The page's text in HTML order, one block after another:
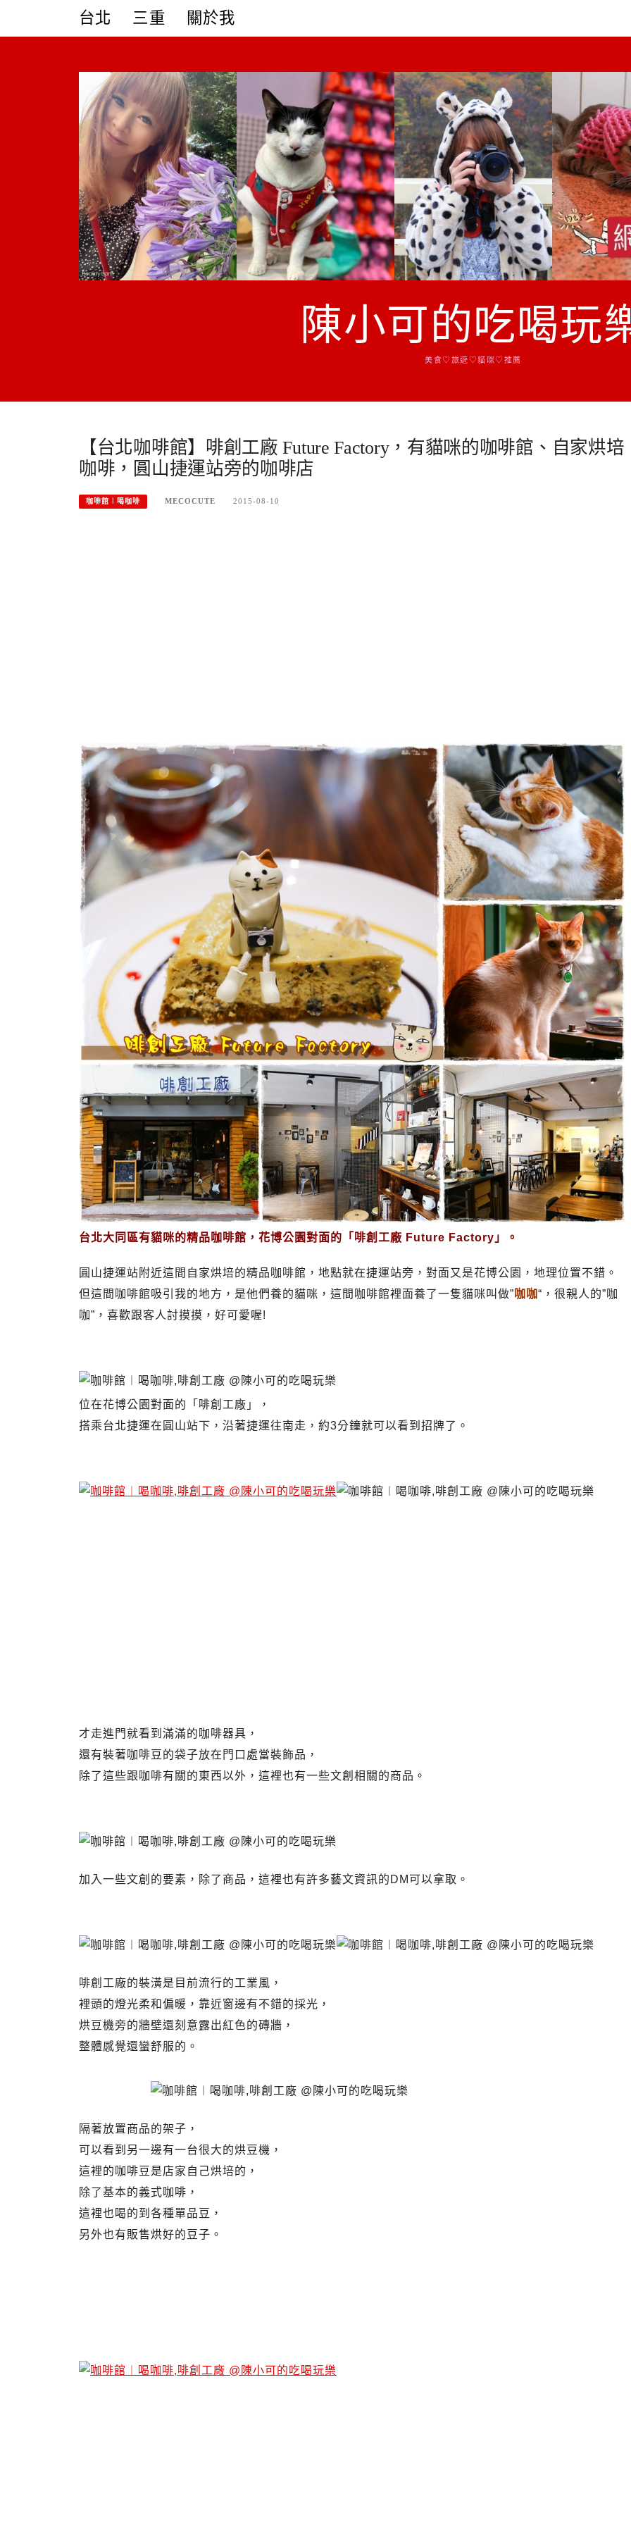
台北 三重 關於我
陳小可的吃喝玩
美食♡旅遊♡貓咪♡推薦
【台北咖啡館】啡創工廠 Future Factory，有貓咪的咖啡館、自家烘培
咖啡，圓山捷運站旁的咖啡店
咖啡館︱喝咖啡 MECOCUTE 2015-08-10
台北大同區有貓咪的精品咖啡館，花博公園對面的「啡創工廠 Future Factory」。
圓山捷運站附近這間自家烘培的精品咖啡館，地點就在捷運站旁，對面又是花博公園，地理位置不錯。
但這間咖啡館吸引我的地方，是他們養的貓咪，這間咖啡館裡面養了一隻貓咪叫做”咖咖“，很親人的”咖
咖”，喜歡跟客人討摸摸，好可愛喔!
位在花博公園對面的「啡創工廠」，
搭乘台北捷運在圓山站下，沿著捷運往南走，約3分鐘就可以看到招牌了。
才走進門就看到滿滿的咖啡器具，
還有裝著咖啡豆的袋子放在門口處當裝飾品，
除了這些跟咖啡有關的東西以外，這裡也有一些文創相關的商品。
加入一些文創的要素，除了商品，這裡也有許多藝文資訊的DM可以拿取。
啡創工廠的裝潢是目前流行的工業風，
裡頭的燈光柔和偏暖，靠近窗邊有不錯的採光，
烘豆機旁的牆壁還刻意露出紅色的磚牆，
整體感覺還蠻舒服的。
隔著放置商品的架子，
可以看到另一邊有一台很大的烘豆機，
這裡的咖啡豆是店家自己烘培的，
除了基本的義式咖啡，
這裡也喝的到各種單品豆，
另外也有販售烘好的豆子。